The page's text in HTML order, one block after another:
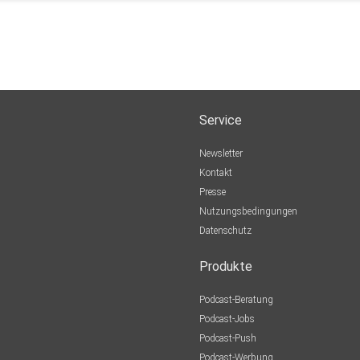
Service
Newsletter
Kontakt
Presse
Nutzungsbedingungen
Datenschutz
Produkte
Podcast-Beratung
Podcast-Jobs
Podcast-Push
Podcast-Werbung